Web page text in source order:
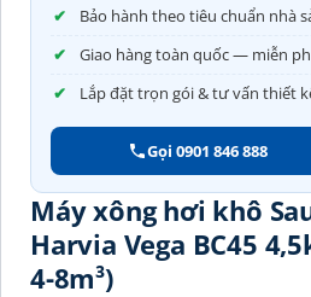
Bảo hành theo tiêu chuẩn nhà
Giao hàng toàn quốc — miễn
Lắp đặt trọn gói & tư vấn thiết
Gọi 0901 846 888
Máy xông hơi khô
Harvia Vega BC45
4-8m³)